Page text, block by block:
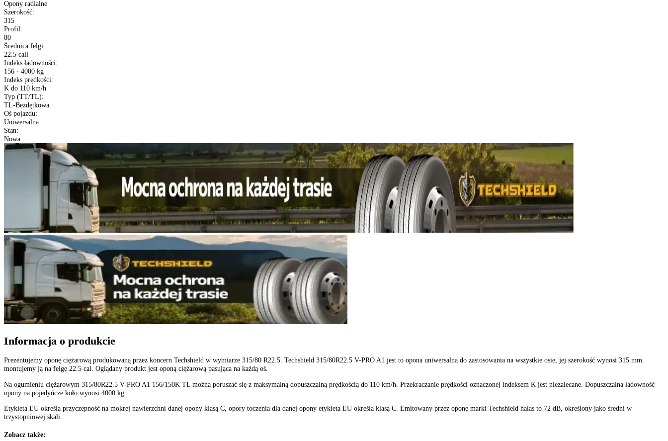
Opony ciężarowe
Bieżnik opony
V-PRO A1 22.5
Sezon
Opony Całoroczne
Rozmiar
315/80 R22.5
Etykieta EU:
C
C
72 dB
XL (Extra Load)
Nie
Konstrukcja:
Opony radialne
:
Indeks ładowności
156 - 4000 kg
Indeks prędkości:
K do 110 km/h
Typ (TT/TL):
TL-Bezdętkowa
Uniwersalna
Stan
Nowa